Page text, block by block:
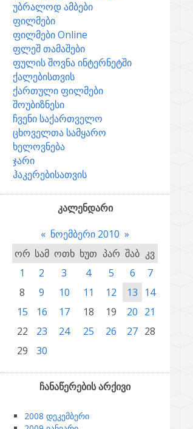
უბრალოდ ამბები
ფილმები
ფილმები Online
ფლეშ თამაშები
ფულის შოვნა ინტერნეტში
ქალებისთვის
ქართული ფილმები
შოუბიზნესი
ჩვენი საქართველო
ცხოველთა სამყარო
ხელოვნება
ჯარი
ჰაკერებისათვის
კალენდარი
« ნოემბერი 2010 »
ორ სამ ოთხ ხუთ პარ შაბ კვ
1
2 3 4 5 6
7
8
9 10 11 12 13
14
15
16 17 18 19 20 21
22
23 24 25 26 27 28
29
30
ჩანაწერების არქივი
2008 დეკემბერი